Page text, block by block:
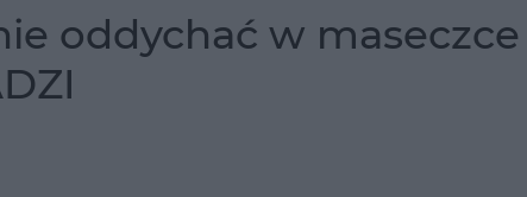
oddychać w